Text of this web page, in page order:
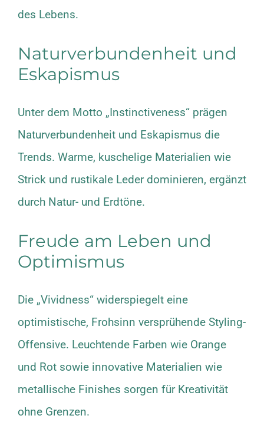
des Lebens.
Naturverbundenheit und
Eskapismus
Unter dem Motto „Instinctiveness“ prägen
Naturverbundenheit und Eskapismus die
Trends. Warme, kuschelige Materialien wie
Strick und rustikale Leder dominieren, ergänzt
durch Natur- und Erdtöne.
Freude am Leben und
Optimismus
Die „Vividness“ widerspiegelt eine
optimistische, Frohsinn versprühende Styling-
Offensive. Leuchtende Farben wie Orange
und Rot sowie innovative Materialien wie
metallische Finishes sorgen für Kreativität
ohne Grenzen.